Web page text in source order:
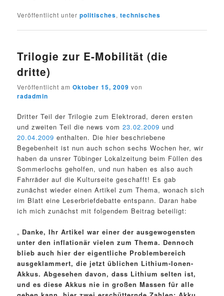
Veröffentlicht unter politisches,technisches
Trilogie zur E-Mobilität (die
dritte)
Veröffentlicht amOktober 15, 2009 von
radadmin
Dritter Teil der Trilogie zum Elektrorad, deren ersten
und zweiten Teil die news vom 23.02.2009 und
20.04.2009 enthalten. Die hier beschriebene
Begebenheit ist nun auch schon sechs Wochen her, wir
haben da unsrer Tübinger Lokalzeitung beim Füllen des
Sommerlochs geholfen, und nun haben es also auch
Fahrräder auf die Kulturseite geschafft! Es gab
zunächst wieder einen Artikel zum Thema, wonach sich
im Blatt eine Leserbriefdebatte entspann. Daran habe
ich mich zunächst mit folgendem Beitrag beteiligt:
„ Danke, Ihr Artikel war einer der ausgewogensten
unter den inflationär vielen zum Thema. Dennoch
blieb auch hier der eigentliche Problembereich
ausgeklammert, die jetzt üblichen Lithium-Ionen-
Akkus. Abgesehen davon, dass Lithium selten ist,
und es diese Akkus nie in großen Massen für alle